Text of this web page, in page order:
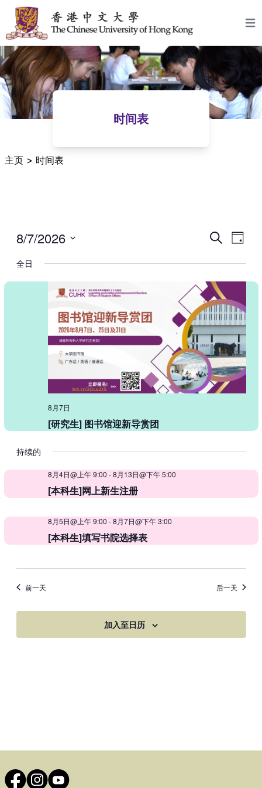
跳至内容
时间表
主页 > 时间表
时
表
索
和
视
图
导
航
搜
活
视
航
日
8/7/2026
择
日
全日
8月7日
[研究生] 图书馆迎新导赏团
持续的
8月4日@上午 9:00 -8月13日@下午 5:00
[本科生]网上新生注册
8月5日@上午 9:00 -8月7日@下午 3:00
[本科生]填写书院选择表
前一天 后一天
加入至日历